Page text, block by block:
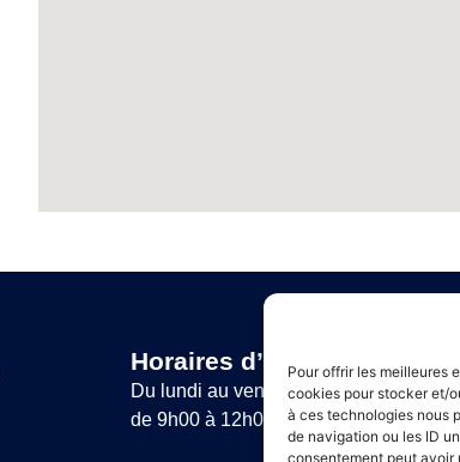
Pour offrir les meilleures
cookies pour stocker et/
à ces technologies nous
de navigation ou les ID
consentement peut
Horaires d’ouverture
Du lundi au vendredi :
de 9h00 à 12h00 et de 14h00 à 16h00